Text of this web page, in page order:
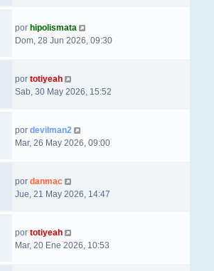
por hipolismata
Dom, 28 Jun 2026, 09:30
por totiyeah
Sab, 30 May 2026, 15:52
por devilman2
Mar, 26 May 2026, 09:00
por danmac
Jue, 21 May 2026, 14:47
por totiyeah
Mar, 20 Ene 2026, 10:53